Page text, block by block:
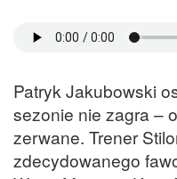
Patryk Jakubowski
sezonie nie zagra –
zerwane. Trener
zdecydowanego